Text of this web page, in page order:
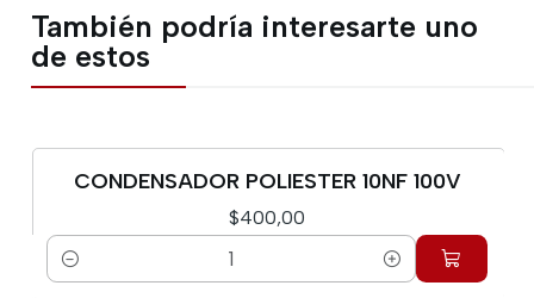
También podría interesarte uno
de estos
CONDENSADOR POLIESTER 10NF 100V
$400,00
Cantidad